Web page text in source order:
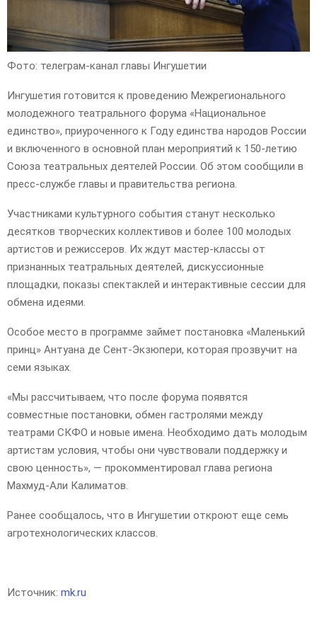
Фото: телеграм-канал главы Ингушетии
Ингушетия готовится к проведению Межрегионального
молодежного театрального форума «Национальное
единство», приуроченного к Году единства народов России
и включенного в основной план мероприятий к 150‑летию
Союза театральных деятелей России. Об этом сообщили в
пресс-службе главы и правительства региона.
Участниками культурного события станут несколько
десятков творческих коллективов и более 100 молодых
артистов и режиссеров. Их ждут мастер-классы от
признанных театральных деятелей, дискуссионные
площадки, показы спектаклей и интерактивные сессии для
обмена идеями.
Особое место в программе займет постановка «Маленький
принц» Антуана де Сент-Экзюпери, которая прозвучит на
семи языках.
«Мы рассчитываем, что после форума появятся
совместные постановки, обмен гастролями между
театрами СКФО и новые имена. Необходимо дать молодым
артистам условия, чтобы они чувствовали поддержку и
свою ценность», — прокомментировал глава региона
Махмуд-Али Калиматов.
Ранее сообщалось, что в Ингушетии откроют еще семь
агротехнологических классов.
Источник: mk.ru